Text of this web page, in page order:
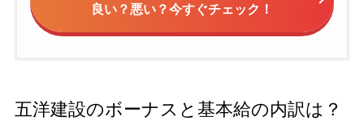
良い？悪い？今すぐチェック！
五洋建設のボーナスと基本給の内訳は？